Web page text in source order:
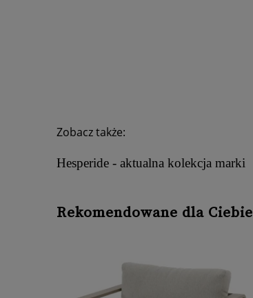
Zobacz także:
Hesperide - aktualna kolekcja marki
Rekomendowane dla Ciebie